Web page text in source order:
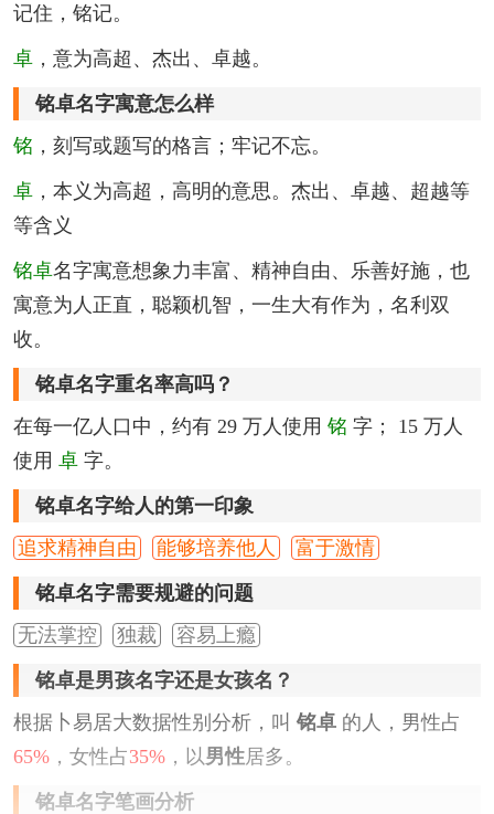
记住，铭记。
卓 ，意为高超、杰出、卓越。
铭卓名字寓意怎么样
铭 ，刻写或题写的格言；牢记不忘。
卓 ，本义为高超，高明的意思。杰出、卓越、超越等
等含义
铭卓名字寓意想象力丰富、精神自由、乐善好施，也
寓意为人正直，聪颖机智，一生大有作为，名利双
收。
铭卓名字重名率高吗？
在每一亿人口中，约有 29 万人使用 铭 字； 15 万人
使用 卓 字。
铭卓名字给人的第一印象
追求精神自由
能够培养他人 富于激情
铭卓名字需要规避的问题
无法掌控
独裁 容易上瘾
铭卓是男孩名字还是女孩名？
根据卜易居大数据性别分析，叫 铭卓 的人，男性占
65% ，女性占35% ，以男性居多。
铭卓名字笔画分析